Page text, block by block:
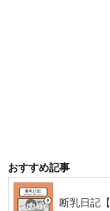
おすすめ記事
断乳日記【